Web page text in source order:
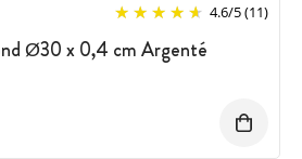
4.6/5(11)
Ø30 x 0,4 cm Argenté
: